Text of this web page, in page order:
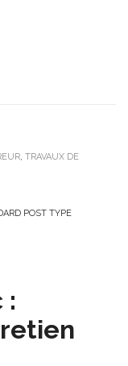
, TRAVAUX DE
POST TYPE
: